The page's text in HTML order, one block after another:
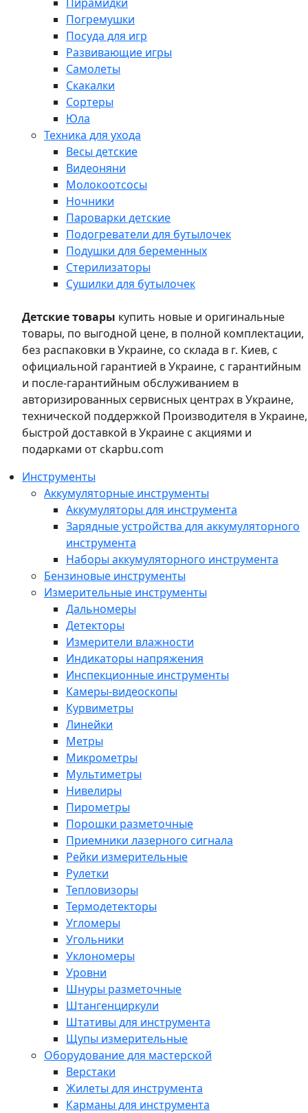
Погремушки
Посуда для игр
Развивающие игры
Самолеты
Скакалки
Сортеры
Юла
Техника для ухода
Весы детские
Видеоняни
Молокоотсосы
Ночники
Пароварки детские
Подогреватели для бутылочек
Подушки для беременных
Стерилизаторы
Сушилки для бутылочек
Детские товары купить новые и оригинальные
товары, по выгодной цене, в полной комплектации,
без распаковки в Украине, со склада в г. Киев, с
официальной гарантией в Украине, с гарантийным
и после-гарантийным обслуживанием в
авторизированных сервисных центрах в Украине,
технической поддержкой Производителя в Украине,
быстрой доставкой в Украине с акциями и
подарками от ckapbu.com
Инструменты
Аккумуляторные инструменты
Аккумуляторы для инструмента
Зарядные устройства для аккумуляторного
инструмента
Наборы аккумуляторного инструмента
Бензиновые инструменты
Измерительные инструменты
Дальномеры
Детекторы
Измерители влажности
Индикаторы напряжения
Инспекционные инструменты
Камеры-видеоскопы
Курвиметры
Линейки
Метры
Микрометры
Мультиметры
Нивелиры
Пирометры
Порошки разметочные
Приемники лазерного сигнала
Рейки измерительные
Рулетки
Тепловизоры
Термодетекторы
Угломеры
Угольники
Уклономеры
Уровни
Шнуры разметочные
Штангенциркули
Штативы для инструмента
Щупы измерительные
Оборудование для мастерской
Верстаки
Жилеты для инструмента
Карманы для инструмента